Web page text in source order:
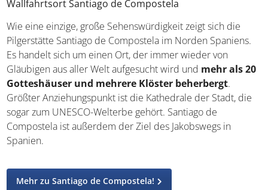
Wie eine einzige, große Sehenswürdigkeit zeigt sich die
Pilgerstätte Santiago de Compostela im Norden Spaniens.
Es handelt sich um einen Ort, der immer wieder von
Gläubigen aus aller Welt aufgesucht wird undmehr als
20 Gotteshäuser und mehrere Klöster beherbergt.
Größter Anziehungspunkt ist die Kathedrale der Stadt, die
sogar zum UNESCO-Welterbe gehört. Santiago de
Compostela ist außerdem der Ziel des Jakobswegs in
Spanien.
Mehr zu Santiago de Compostela!